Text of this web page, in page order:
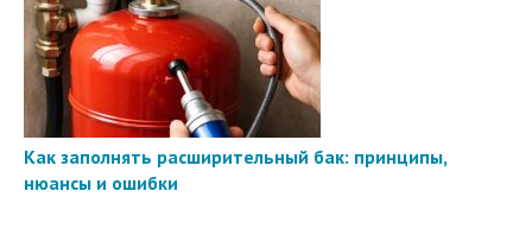
Как заполнять расширительный бак: принципы,
нюансы и ошибки